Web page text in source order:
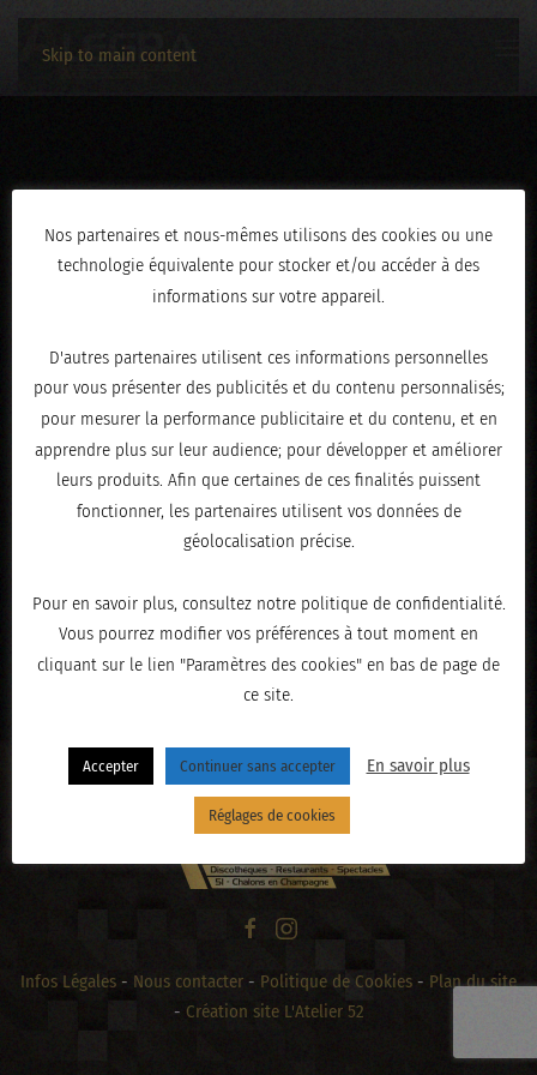
Skip to main content
AN0A2188
ÉCRIT LEJANVIER 20, 2026 .
« PRÉCÉDENT
Infos Légales - Nous contacter - Politique de Cookies - Plan du site
- Création site L'Atelier 52
Nos partenaires et nous-mêmes utilisons des cookies ou une
technologie équivalente pour stocker et/ou accéder à des
informations sur votre appareil.
D'autres partenaires utilisent ces informations personnelles
pour vous présenter des publicités et du contenu personnalisés;
pour mesurer la performance publicitaire et du contenu, et en
apprendre plus sur leur audience; pour développer et améliorer
leurs produits. Afin que certaines de ces finalités puissent
fonctionner, les partenaires utilisent vos données de
géolocalisation précise.
Pour en savoir plus, consultez notre politique de confidentialité.
Vous pourrez modifier vos préférences à tout moment en
cliquant sur le lien "Paramètres des cookies" en bas de page de
ce site.
Accepter Continuer sans accepter En savoir plus
Réglages de cookies